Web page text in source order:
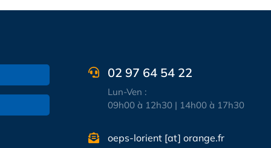
02 97 64 54 22
Lun-Ven :
09h00 à 12h30 | 14h00 à 17h30
oeps-lorient [at] orange.fr